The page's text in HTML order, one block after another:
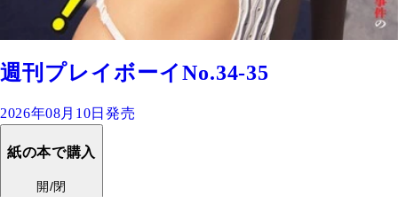
週刊プレイボーイNo.34-35
2026年08月10日発売
紙の本で購入
開/閉